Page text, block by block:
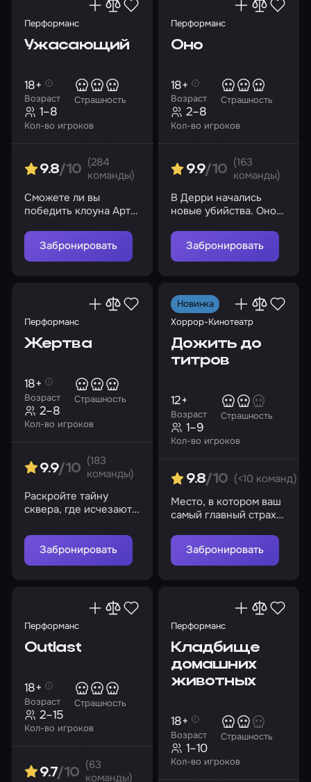
Перформанс
Ужасающий
Возраст
18+
Страшность
Кол-во игроков
1–8
9.8/10
(284
команды)
Сможете ли вы
победить клоуна Арта
Забронировать
Перформанс
Оно
Возраст
18+
Страшность
Кол-во игроков
2–8
9.9/10
(163
команды)
В Дерри начались
новые убийства. Оно
Забронировать
Перформанс
Жертва
Возраст
18+
Страшность
Кол-во игроков
2–8
9.9/10
(183
команды)
Раскройте тайну
сквера, где исчезают
ловушки маньяка
Забронировать
Новинка
Хоррор-Кинотеатр
Дожить до
титров
Возраст
12+
Страшность
Кол-во игроков
1–9
9.8/10 (<10 команд)
Место, в котором ваш
самый главный страх
экрана
Забронировать
Перформанс
Outlast
Возраст
18+
Страшность
Кол-во игроков
2–15
9.7/10
(63
команды)
Перформанс
Кладбище
домашних
животных
Возраст
18+
Страшность
Кол-во игроков
1–10